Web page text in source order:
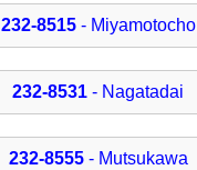
232-8515- Miyamotocho
232-8531 - Nagatadai
232-8555- Mutsukawa